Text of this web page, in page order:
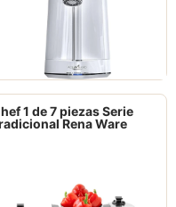
1 de 7 piezas Serie
Rena Ware